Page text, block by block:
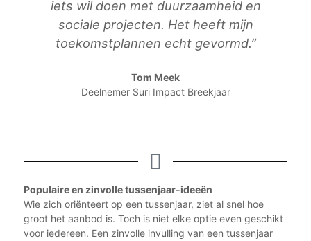
iets wil doen met duurzaamheid en
sociale projecten. Het heeft mijn
toekomstplannen echt gevormd.”
Tom Meek
Deelnemer Suri Impact Breekjaar
Populaire en zinvolle tussenjaar-ideeën
Wie zich oriënteert op een tussenjaar, ziet al snel hoe
groot het aanbod is. Toch is niet elke optie even geschikt
voor iedereen. Een zinvolle invulling van een tussenjaar